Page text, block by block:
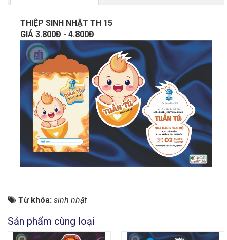
THIỆP SINH NHẬT TH 15
GIÁ 3.800Đ - 4.800Đ
Từ khóa: sinh nhật
Sản phẩm cùng loại